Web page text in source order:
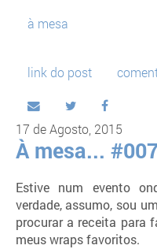
à mesa
link do post
17 de Agosto, 2015
À mesa...
Estive num evento
verdade, assumo, sou
procurar a receita para
meus wraps favoritos.